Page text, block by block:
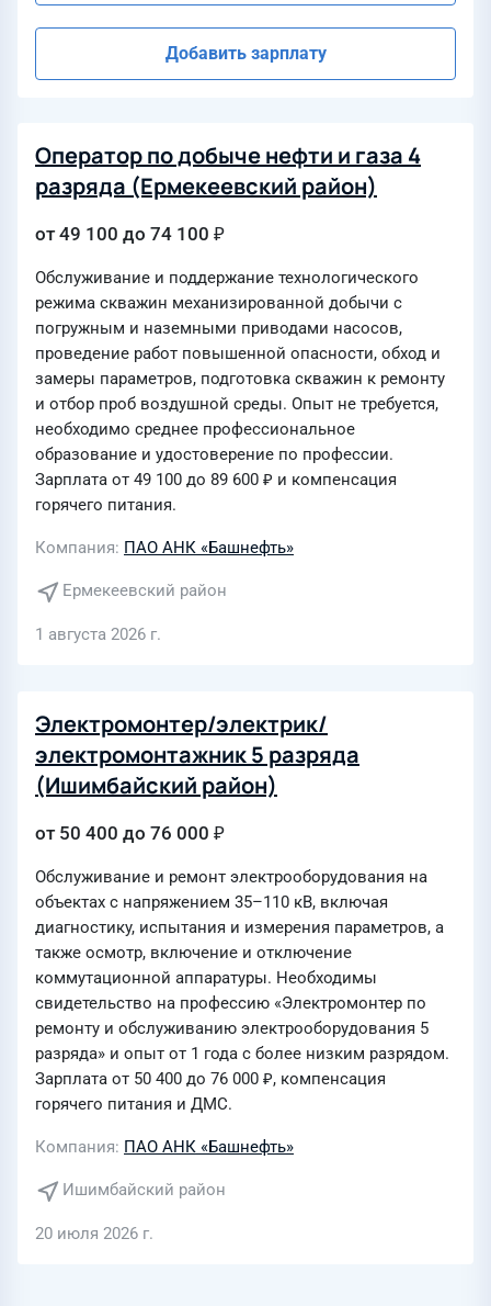
Добавить зарплату
Оператор по добыче нефти и газа 4
разряда (Ермекеевский район)
от 49 100 до 74 100 ₽
Обслуживание и поддержание технологического
режима скважин механизированной добычи с
погружным и наземными приводами насосов,
проведение работ повышенной опасности, обход и
замеры параметров, подготовка скважин к ремонту
и отбор проб воздушной среды. Опыт не требуется,
необходимо среднее профессиональное
образование и удостоверение по профессии.
Зарплата от 49 100 до 89 600 ₽ и компенсация
горячего питания.
Компания ПАО АНК «Башнефть»
Ермекеевский район
1 августа 2026 г.
Электромонтер/электрик/
электромонтажник 5 разряда
(Ишимбайский район)
от 50 400 до 76 000 ₽
Обслуживание и ремонт электрооборудования на
объектах с напряжением 35–110 кВ, включая
диагностику, испытания и измерения параметров, а
также осмотр, включение и отключение
коммутационной аппаратуры. Необходимы
свидетельство на профессию «Электромонтер по
ремонту и обслуживанию электрооборудования 5
разряда» и опыт от 1 года с более низким разрядом.
Зарплата от 50 400 до 76 000 ₽, компенсация
горячего питания и ДМС.
Компания ПАО АНК «Башнефть»
Ишимбайский район
20 июля 2026 г.